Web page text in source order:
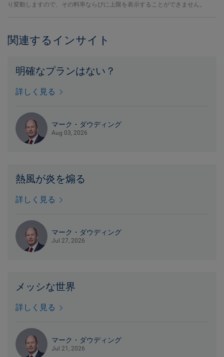
り変動しますので、その料率ならびに上限を表示することができません。
関連するインサイト
明確なプランはない？
詳しく見る
マーク・ダウディング
Aug 03, 2026
熱風が炎を煽る
詳しく見る
マーク・ダウディング
Jul 27, 2026
メッシな世界
詳しく見る
マーク・ダウディング
Jul 21, 2026